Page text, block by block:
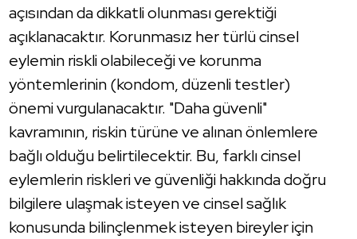
açısından da dikkatli olunması gerektiği
açıklanacaktır. Korunmasız her türlü cinsel
eylemin riskli olabileceği ve korunma
yöntemlerinin (kondom, düzenli testler)
önemi vurgulanacaktır. "Daha güvenli"
kavramının, riskin türüne ve alınan önlemlere
bağlı olduğu belirtilecektir. Bu, farklı cinsel
eylemlerin riskleri ve güvenliği hakkında doğru
bilgilere ulaşmak isteyen ve cinsel sağlık
konusunda bilinçlenmek isteyen bireyler için